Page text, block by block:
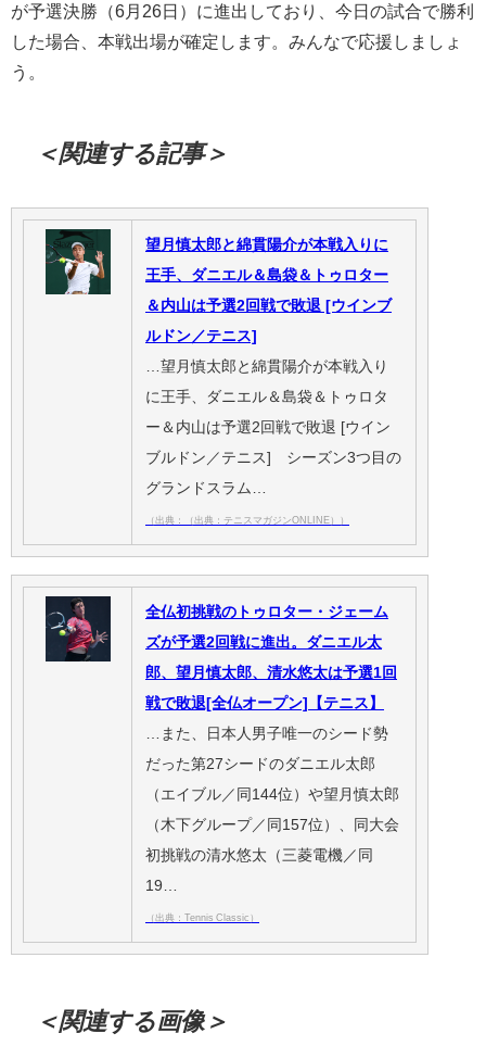
が予選決勝（6月26日）に進出しており、今日の試合で勝利
した場合、本戦出場が確定します。みんなで応援しましょ
う。
＜関連する記事＞
望月慎太郎と綿貫陽介が本戦入りに
王手、ダニエル＆島袋＆トゥロター
＆内山は予選2回戦で敗退 [ウインブ
ルドン／テニス]
…望月慎太郎と綿貫陽介が本戦入り
に王手、ダニエル＆島袋＆トゥロタ
ー＆内山は予選2回戦で敗退 [ウイン
ブルドン／テニス] シーズン3つ目の
グランドスラム…
（出典：（出典：テニスマガジンONLINE））
全仏初挑戦のトゥロター・ジェーム
ズが予選2回戦に進出。ダニエル太
郎、望月慎太郎、清水悠太は予選1回
戦で敗退[全仏オープン]【テニス】
…また、日本人男子唯一のシード勢
だった第27シードのダニエル太郎
（エイブル／同144位）や望月慎太郎
（木下グループ／同157位）、同大会
初挑戦の清水悠太（三菱電機／同
19…
（出典：Tennis Classic）
＜関連する画像＞